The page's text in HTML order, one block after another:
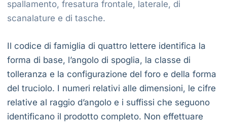
spallamento, fresatura frontale, laterale, di
scanalature e di tasche.
Il codice di famiglia di quattro lettere identifica la
forma di base, l’angolo di spoglia, la classe di
tolleranza e la configurazione del foro e della forma
del truciolo. I numeri relativi alle dimensioni, le cifre
relative al raggio d’angolo e i suffissi che seguono
identificano il prodotto completo. Non effettuare